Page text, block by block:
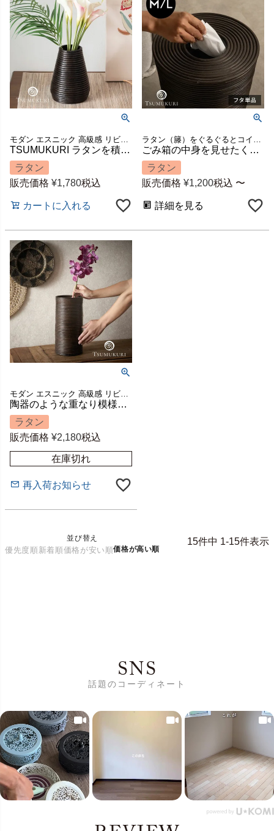
TSUMUKURI ラタンを積み重ねた円錐型フラワーベース 水入れ不可 約W14×D14×H20cm [12661]
ラタン
販売価格 ¥1,780税込
カートに入れる
ごみ箱の中身を見せたくない方におすすめ【TSUMUKURI】ラタンのマルチバスケットの蓋 M/ L [1432]
ラタン
販売価格 ¥1,200税込 〜
詳細を見る
陶器のような重なり模様が美しいラタンの筒型バスケット 高さ約30cm TSUMUKURI [6254]
ラタン
販売価格 ¥2,180税込
在庫切れ
再入荷お知らせ
並び替え
優先度順新着順価格が安い順価格が高い順
15件中 1-15件表示
SNS
話題のコーディネート